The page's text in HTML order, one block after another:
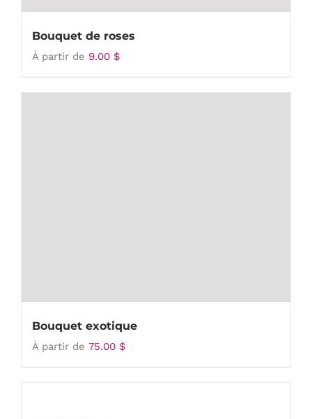
Bouquet de roses
À partir de 9.00 $
Bouquet exotique
À partir de 75.00 $